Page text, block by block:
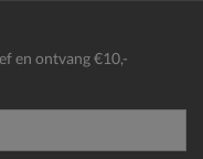
en ontvang €10,-